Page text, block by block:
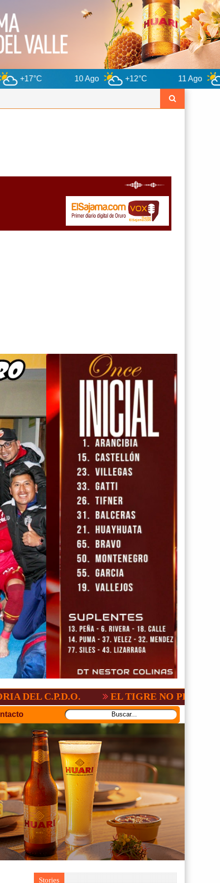
10 Ago +12°C 11 Ago +12°C
EL TIGRE NO PERDONO A
Stories